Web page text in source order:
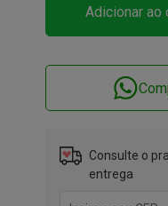
Adicionar ao
Consulte o
entrega